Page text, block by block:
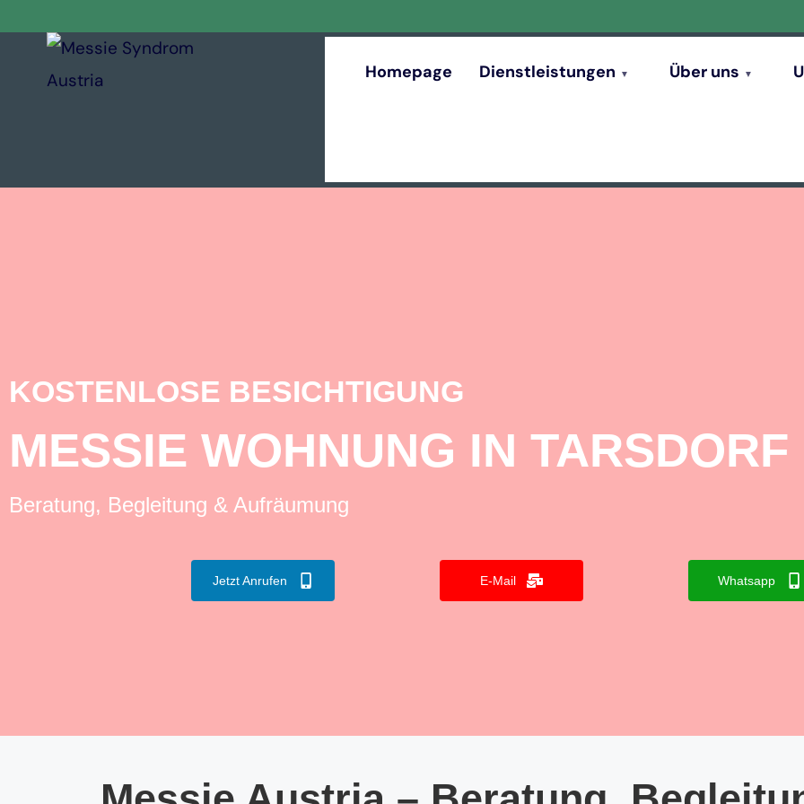
Homepage Dienstleistungen Über uns
KOSTENLOSE BESICHTIGUNG
MESSIE WOHNUNG IN TARSDORF
Beratung, Begleitung & Aufräumung
Jetzt Anrufen E-Mail Whatsapp